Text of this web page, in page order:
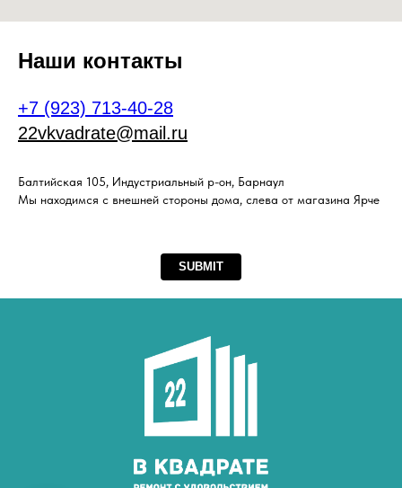
Наши контакты
+7 (923) 713-40-28
22vkvadrate@mail.ru
Балтийская 105, Индустриальный р-он, Барнаул
Мы находимся с внешней стороны дома, слева от магазина Ярче
SUBMIT